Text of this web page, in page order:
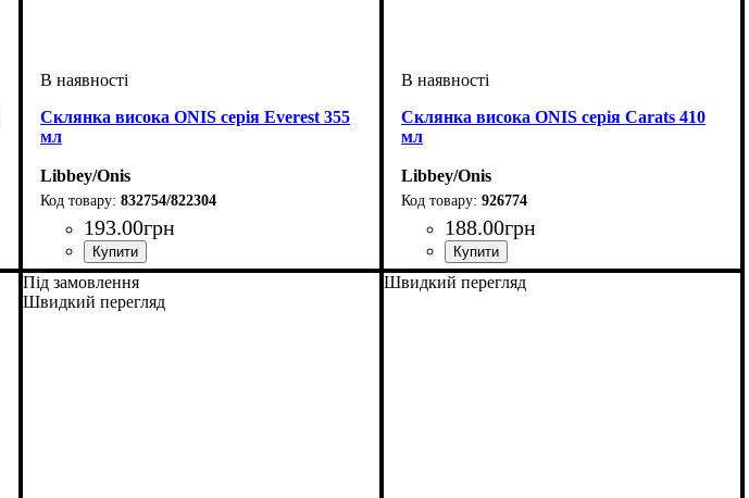
Склянка висока ONIS серія Everest 355
мл
Libbey/Onis
832754/822304
193.00грн
Склянка висока ONIS серія Carats 410
мл
Libbey/Onis
926774
188.00грн
Під замовлення
Швидкий перегляд
Швидкий перегляд